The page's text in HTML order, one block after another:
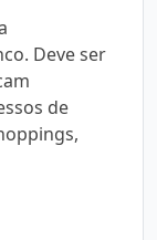
Deve ser
de